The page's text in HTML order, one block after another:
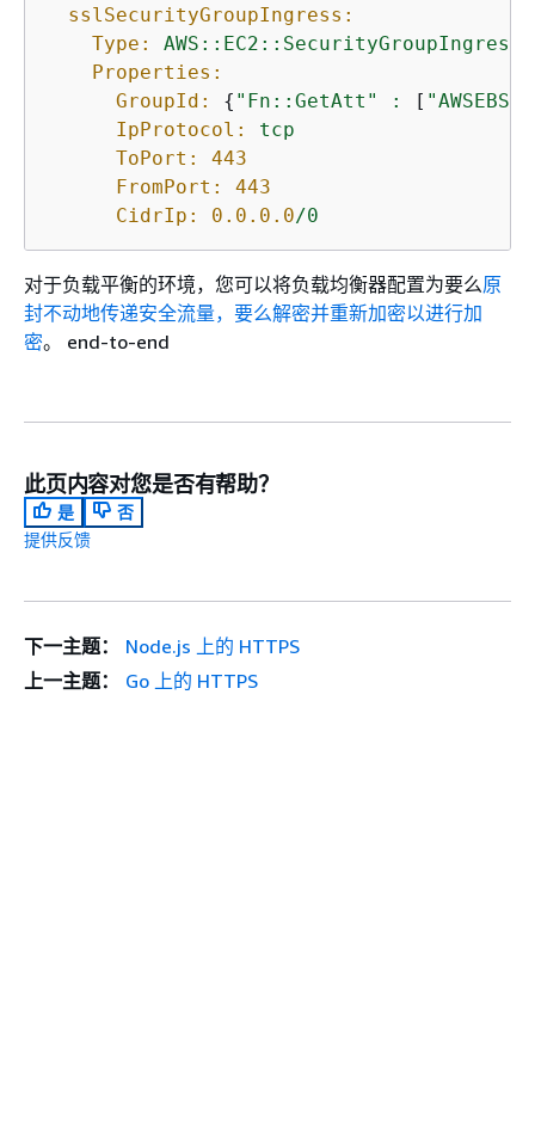
sslSecurityGroupIngress:
Type:
AWS::EC2::SecurityGroupIngress
Properties:
GroupId:
{ "Fn::GetAtt" : [
IpProtocol:
tcp
ToPort:
443
FromPort:
443
CidrIp:
0.0 .0 .0/0
对于负载平衡的环境，您可以将负载均衡器配置为要么原
封不动地传递安全流量，要么解密并重新加密以进行加
密。 end-to-end
此页内容对您是否有帮助？
是
否
提供反馈
下一主题：
Node.js 上的 HTTPS
上一主题：
Go 上的 HTTPS